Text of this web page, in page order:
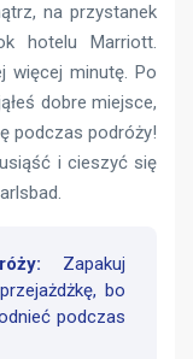
na przystanek
hotelu Marriott.
więcej minutę. Po
dobre miejsce,
podczas podróży!
i cieszyć się
Zapakuj
bo
podczas